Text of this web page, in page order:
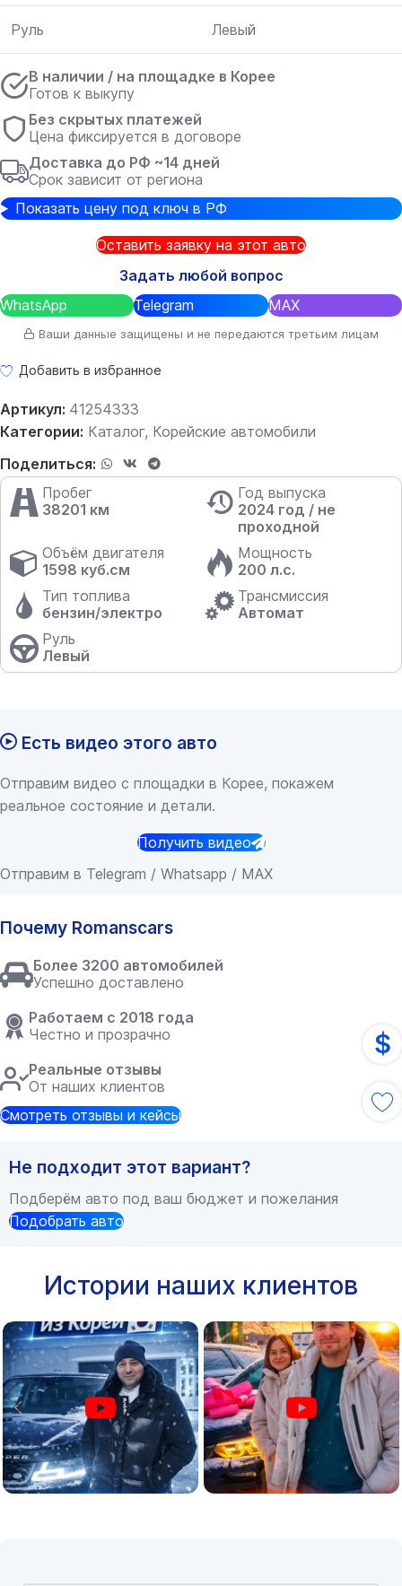
Руль Левый
В наличии / на площадке в Корее
Готов к выкупу
Без скрытых платежей
Цена фиксируется в договоре
Доставка до РФ ~14 дней
Срок зависит от региона
Показать цену под ключ в РФ
Оставить заявку на этот авто
Задать любой вопрос
WhatsApp
Telegram MAX
Ваши данные защищены и не передаются третьим лицам
Добавить в избранное
Артикул: 41254333
Категории: Каталог, Корейские автомобили
Поделиться:
Пробег
38201 км
Год выпуска
2024 год / не
проходной
Объём двигателя
1598 куб.см
Мощность
200 л.с.
Тип топлива
бензин/электро
Трансмиссия
Автомат
Руль
Левый
Есть видео этого авто
Отправим видео с площадки в Корее, покажем
реальное состояние и детали.
Получить видео
Отправим в Telegram / Whatsapp / MAX
Почему Romanscars
Более 3200 автомобилей
Успешно доставлено
Работаем с 2018 года
Честно и прозрачно
Реальные отзывы
От наших клиентов
Смотреть отзывы и кейсы
Не подходит этот вариант?
Подберём авто под ваш бюджет и пожелания
Подобрать авто
Истории наших клиентов
$